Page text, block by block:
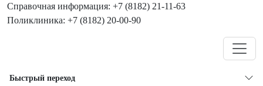
Справочная информация: +7 (8182) 21-11-63
Поликлиника: +7 (8182) 20-00-90
Быстрый переход